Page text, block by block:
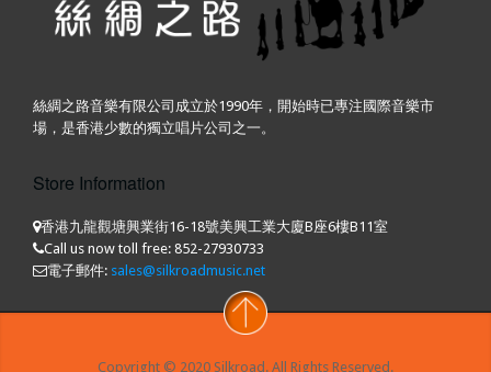
絲綢之路音樂有限公司成立於1990年，開始時已專注國際音樂市
場，是香港少數的獨立唱片公司之一。
Store Information
香港九龍觀塘興業街16-18號美興工業大廈B座6樓B11室
Call us now toll free: 852-27930733
電子郵件: sales@silkroadmusic.net
Copyright © 2020 Silkroad. All Rights Reserved.